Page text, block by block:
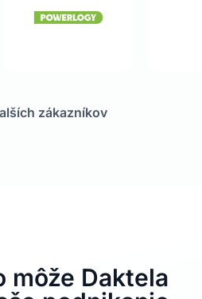
zákazníkov
môže Daktela